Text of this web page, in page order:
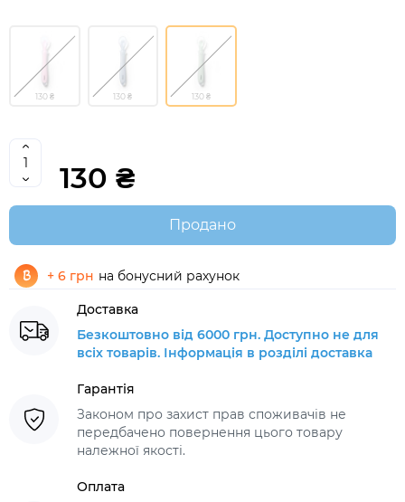
130 ₴ 130 ₴ 130 ₴
130 ₴
Продано
+ 6 грн на бонусний рахунок
Доставка
Безкоштовно від 6000 грн. Доступно не для
всіх товарів. Інформація в розділі доставка
Гарантія
Законом про захист прав споживачів не
передбачено повернення цього товару
належної якості.
Оплата